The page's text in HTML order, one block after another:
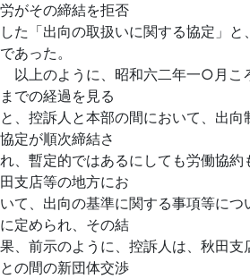
労がその締結を拒否
した「出向の取扱いに関する協定」
であった。
以上のように、昭和六二年一○月こ
までの経過を見る
と、控訴人と本部の間において、出向
協定が順次締結さ
れ、暫定的ではあるにしても労働協約
田支店等の地方にお
いて、出向の基準に関する事項等につ
に定められ、その結
果、前示のように、控訴人は、秋田支
との間の新団体交渉